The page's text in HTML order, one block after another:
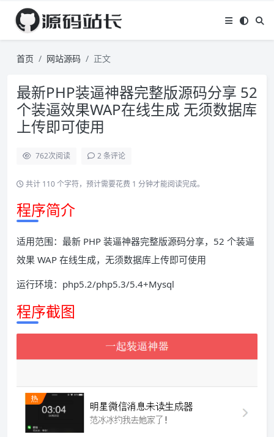
首页 网站源码 正文
最新PHP装逼神器完整版源码分享 52
个装逼效果WAP在线生成 无须数据库
上传即可使用
762次阅读 2 条评论
共计 110 个字符，预计需要花费 1 分钟才能阅读完成。
程序简介
适用范围：最新 PHP 装逼神器完整版源码分享，52 个装逼
效果 WAP 在线生成，无须数据库上传即可使用
运行环境：php5.2/php5.3/5.4+Mysql
程序截图